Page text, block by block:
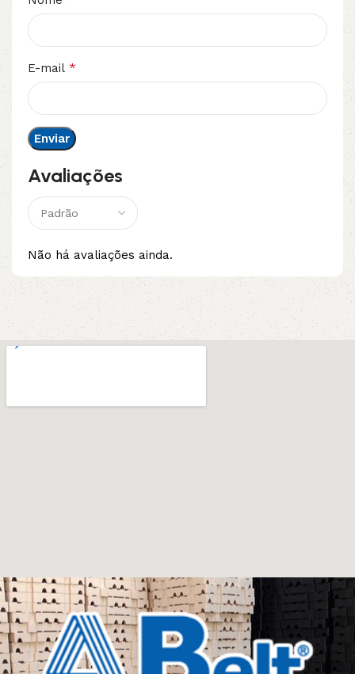
Avaliações
Não há avaliações ainda.
E-mail *